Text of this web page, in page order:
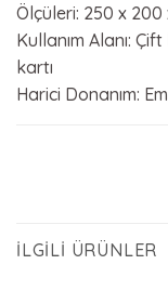
Ölçüleri: 250 x
Kullanım Alanı:
kartı
Harici Donanım:
İLGILI ÜRÜNLER